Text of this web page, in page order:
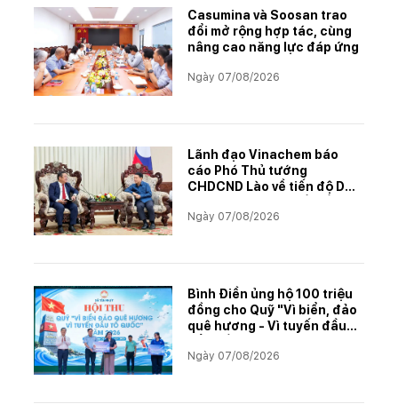
Casumina và Soosan trao
đổi mở rộng hợp tác, cùng
nâng cao năng lực đáp ứng
Ngày 07/08/2026
Lãnh đạo Vinachem báo
cáo Phó Thủ tướng
CHDCND Lào về tiến độ Dự
muối mỏ Kali
Ngày 07/08/2026
Bình Điền ủng hộ 100 triệu
đồng cho Quỹ "Vì biển, đảo
quê hương - Vì tuyến đầu
Ngày 07/08/2026